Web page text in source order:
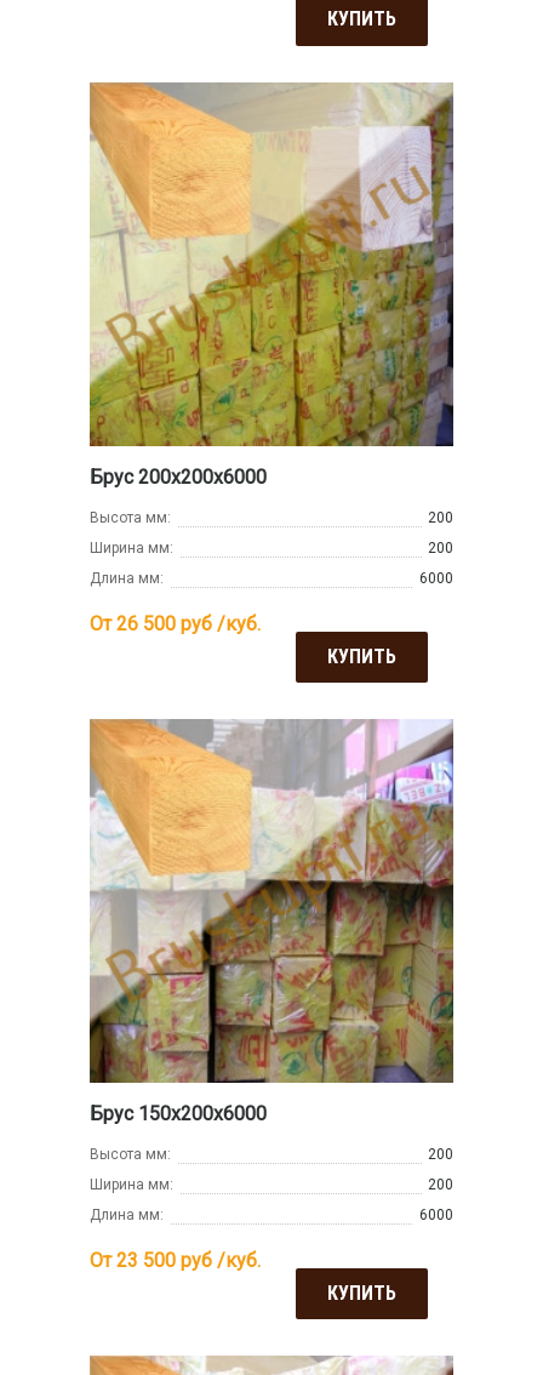
КУПИТЬ
Брус 200х200х6000
Высота мм:
200
Ширина мм:
200
Длина мм:
6000
От 26 500 руб /куб.
КУПИТЬ
Брус 150х200х6000
Высота мм:
200
Ширина мм:
200
Длина мм:
6000
От 23 500 руб /куб.
КУПИТЬ